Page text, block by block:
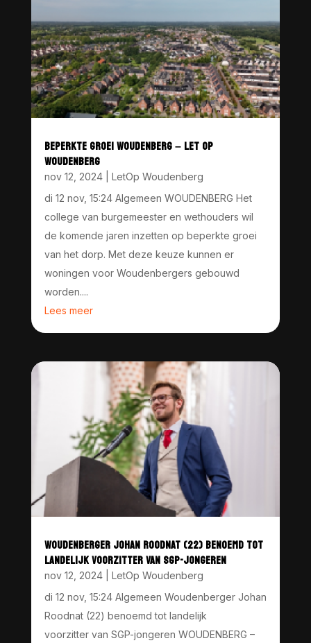
BEPERKTE GROEI WOUDENBERG – LET OP
WOUDENBERG
nov 12, 2024| LetOp Woudenberg
di 12 nov, 15:24 Algemeen WOUDENBERG Het
college van burgemeester en wethouders wil
de komende jaren inzetten op beperkte groei
van het dorp. Met deze keuze kunnen er
woningen voor Woudenbergers gebouwd
worden....
Lees meer
WOUDENBERGER JOHAN ROODNAT (22) BENOEMD TOT
LANDELIJK VOORZITTER VAN SGP-JONGEREN
nov 12, 2024| LetOp Woudenberg
di 12 nov, 15:24 Algemeen Woudenberger Johan
Roodnat (22) benoemd tot landelijk
voorzitter van SGP-jongeren WOUDENBERG –